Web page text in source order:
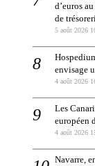
d’euros
de
5 août 2026
envisage
4 août 2026
Les
européen
4 août 2026
Navarre,